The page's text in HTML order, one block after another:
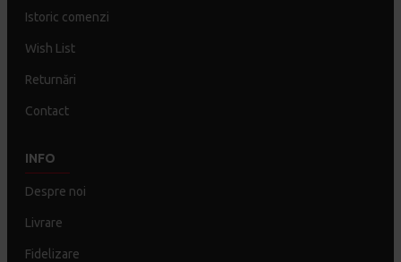
Istoric comenzi
Wish List
Returnări
Contact
INFO
Despre noi
Livrare
Fidelizare